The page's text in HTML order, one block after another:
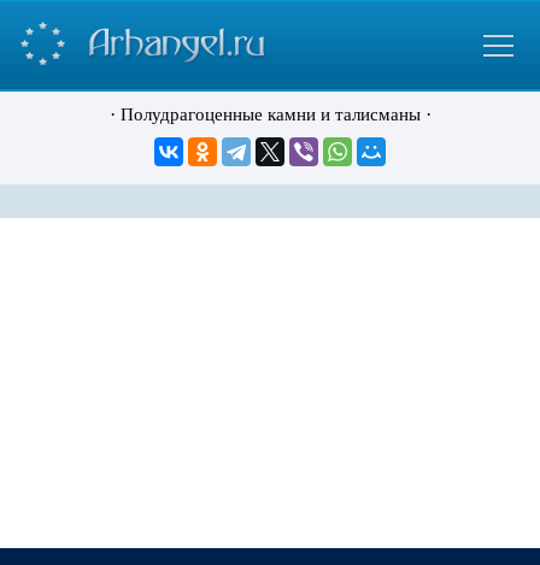
· Полудрагоценные камни и талисманы·